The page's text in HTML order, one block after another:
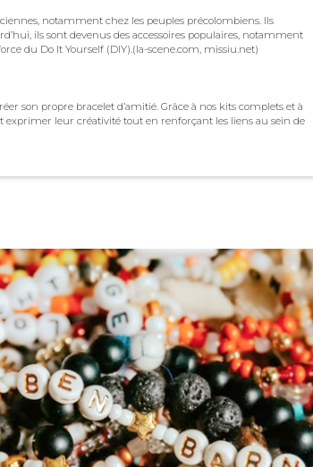
notamment chez les peuples précolombiens. Ils
ils sont devenus des accessoires populaires, notamment
du Do It Yourself (DIY).(la-scene.com, missiu.net)
son propre bracelet d’amitié. Grâce à nos kits complets et à
exprimer leur créativité tout en renforçant les liens au sein de
leur bracelet. Cela peut se faire autour d’une table , où
qu’ils souhaitent.
le souhaitent.
clés).